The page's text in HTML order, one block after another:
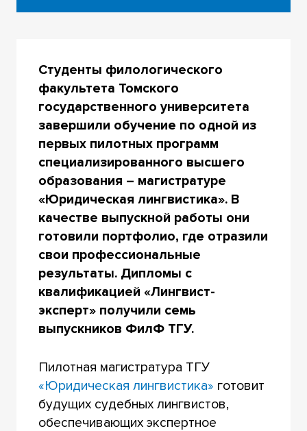
Студенты филологического
факультета Томского
государственного университета
завершили обучение по одной из
первых пилотных программ
специализированного высшего
образования – магистратуре
«Юридическая лингвистика». В
качестве выпускной работы они
готовили портфолио, где отразили
свои профессиональные
результаты. Дипломы с
квалификацией «Лингвист-
эксперт» получили семь
выпускников ФилФ ТГУ.
Пилотная магистратура ТГУ
«Юридическая лингвистика» готовит
будущих судебных лингвистов,
обеспечивающих экспертное